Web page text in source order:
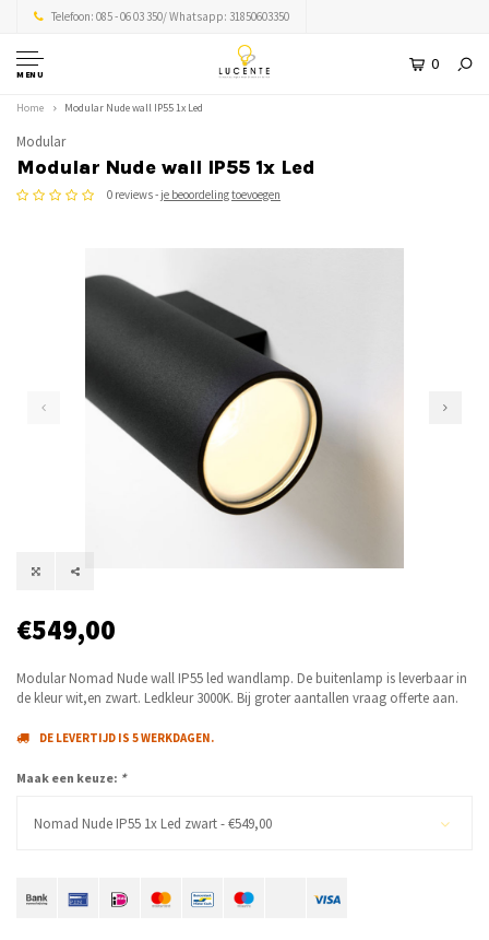
Telefoon: 085 - 06 03 350/ Whatsapp: 31850603350
MENU
0
Home Modular Nude wall IP55 1x Led
Modular
Modular Nude wall IP55 1x Led
0 reviews - je beoordeling toevoegen
€549,00
Modular Nomad Nude wall IP55 led wandlamp. De buitenlamp is leverbaar in
de kleur wit,en zwart. Ledkleur 3000K. Bij groter aantallen vraag offerte aan.
DE LEVERTIJD IS 5 WERKDAGEN.
Maak een keuze: *
Nomad Nude IP55 1x Led zwart - €549,00